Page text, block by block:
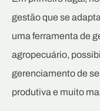
gestão que se
uma ferramenta de
agropecuário,
gerenciamento de
produtiva e muito